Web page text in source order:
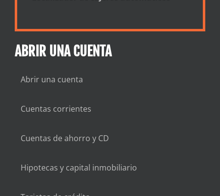
ABRIR UNA CUENTA
Abrir una cuenta
Cuentas corrientes
Cuentas de ahorro y CD
Hipotecas y capital inmobiliario